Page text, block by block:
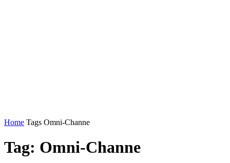
Home Tags Omni-Channe
Tag: Omni-Channe